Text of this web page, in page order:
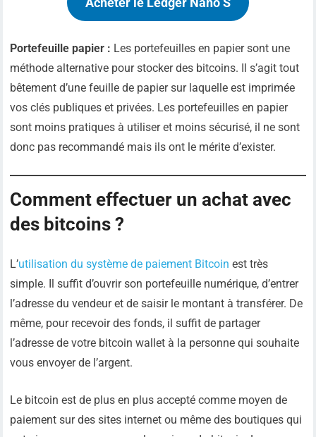
Portefeuille papier : Les portefeuilles en papier sont une
méthode alternative pour stocker des bitcoins. Il s’agit tout
bêtement d’une feuille de papier sur laquelle est imprimée
vos clés publiques et privées. Les portefeuilles en papier
sont moins pratiques à utiliser et moins sécurisé, il ne sont
donc pas recommandé mais ils ont le mérite d’exister.
Comment effectuer un achat avec
des bitcoins ?
L’utilisation du système de paiement Bitcoin est très
simple. Il suffit d’ouvrir son portefeuille numérique, d’entrer
l’adresse du vendeur et de saisir le montant à transférer. De
même, pour recevoir des fonds, il suffit de partager
l’adresse de votre bitcoin wallet à la personne qui souhaite
vous envoyer de l’argent.
Le bitcoin est de plus en plus accepté comme moyen de
paiement sur des sites internet ou même des boutiques qui